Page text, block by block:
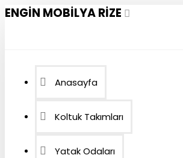
ENGIN MOBILYA RIZE
Anasayfa
Koltuk Takımları
Yatak Odaları